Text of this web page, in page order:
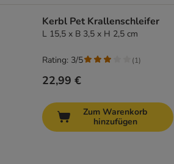
Kerbl Pet Krallenschleifer
L 15,5 x B 3,5 x H 2,5 cm
22,99 €
Rating: 3/5 (1)
Zum Warenkorb
hinzufügen